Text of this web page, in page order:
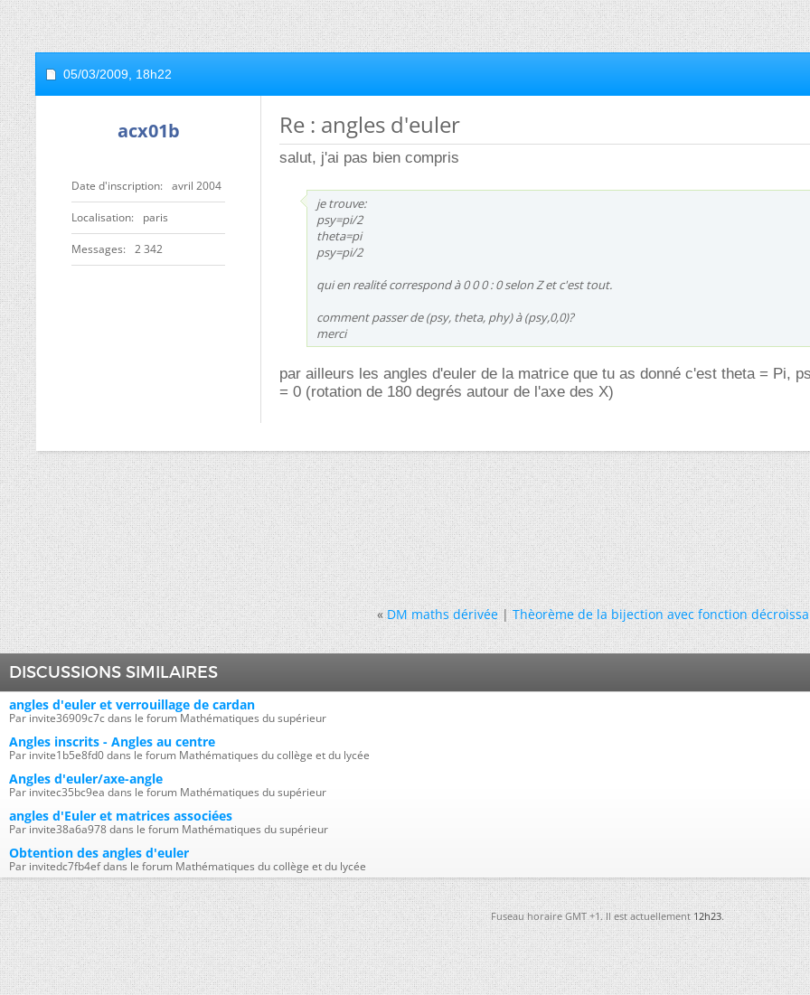
05/03/2009, 18h22
acx01b
Date d'inscription avril 2004
Localisation paris
Messages 2 342
Re : angles d'euler
salut, j'ai pas bien compris
je trouve:
psy=pi/2
theta=pi
psy=pi/2
qui en realité correspond à 0 0 0 : 0 selon Z et c'est tout.
comment passer de (psy, theta, phy) à (psy,0,0)?
merci
par ailleurs les angles d'euler de la matrice que tu as donné c'est theta = Pi,
= 0 (rotation de 180 degrés autour de l'axe des X)
« DM maths dérivée|Thèorème de la bijection avec fonction
DISCUSSIONS SIMILAIRES
angles d'euler et verrouillage de cardan
Par invite36909c7c dans le forum Mathématiques du supérieur
Angles inscrits - Angles au centre
Par invite1b5e8fd0 dans le forum Mathématiques du collège et du lycée
Angles d'euler/axe-angle
Par invitec35bc9ea dans le forum Mathématiques du supérieur
angles d'Euler et matrices associées
Par invite38a6a978 dans le forum Mathématiques du supérieur
Obtention des angles d'euler
Par invitedc7fb4ef dans le forum Mathématiques du collège et du lycée
Fuseau horaire GMT +1. Il est actuellement12h23.